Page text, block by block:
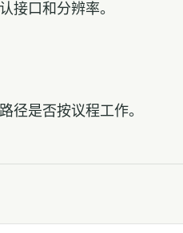
接口和分辨率。
径是否按议程工作。